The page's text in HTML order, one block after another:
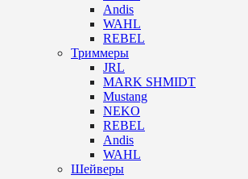
Andis
WAHL
REBEL
Триммеры
JRL
MARK SHMIDT
Mustang
NEKO
REBEL
Andis
WAHL
Шейверы